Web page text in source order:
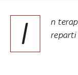
I
n
reparti